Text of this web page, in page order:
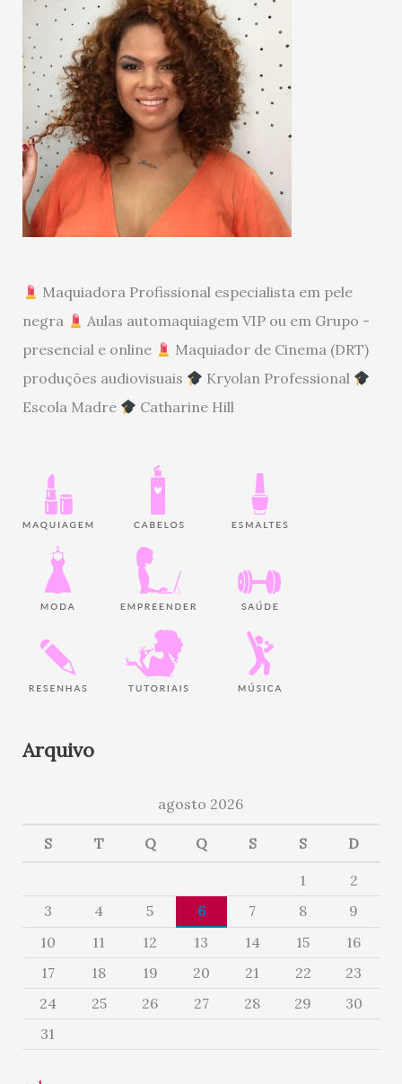
Maquiadora Profissional especialista em pele
negra
Aulas automaquiagem VIP ou em Grupo -
presencial e online
Maquiador de Cinema (DRT)
produções audiovisuais
Kryolan Professional
Escola Madre
Catharine Hill
Arquivo
agosto 2026
S T Q Q S S D
1
2
3
4 5 6 7 8
9
10
11 12 13 14 15
16
17
18 19 20 21 22
23
24
25 26 27 28 29
30
31